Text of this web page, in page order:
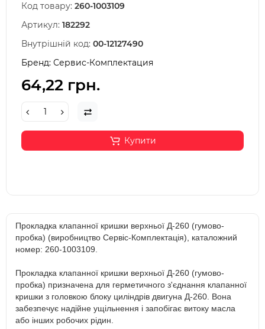
Код товару: 260-1003109
Артикул: 182292
Внутрішній код: 00-12127490
Бренд: Сервис-Комплектация
64,22 грн.
Купити
Прокладка клапанної кришки верхньої Д-260 (гумово-
пробка) (виробництво Сервіс-Комплектація), каталожний
номер: 260-1003109.
Прокладка клапанної кришки верхньої Д-260 (гумово-
пробка) призначена для герметичного з'єднання клапанної
кришки з головкою блоку циліндрів двигуна Д-260. Вона
забезпечує надійне ущільнення і запобігає витоку масла
або інших робочих рідин.